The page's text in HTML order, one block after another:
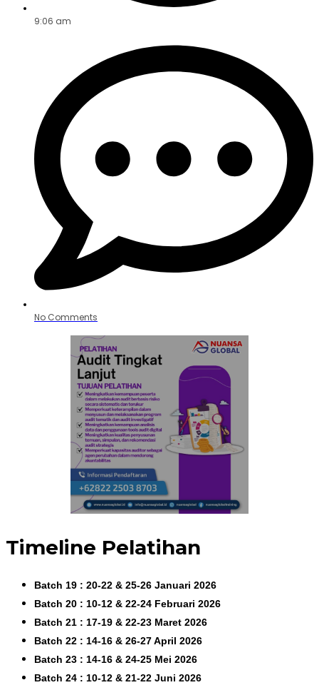
9:06 am
No Comments
Timeline Pelatihan
Batch 19 : 20-22 & 25-26 Januari 2026
Batch 20 : 10-12 & 22-24 Februari 2026
Batch 21 : 17-19 & 22-23 Maret 2026
Batch 22 : 14-16 & 26-27 April 2026
Batch 23 : 14-16 & 24-25 Mei 2026
Batch 24 : 10-12 & 21-22 Juni 2026